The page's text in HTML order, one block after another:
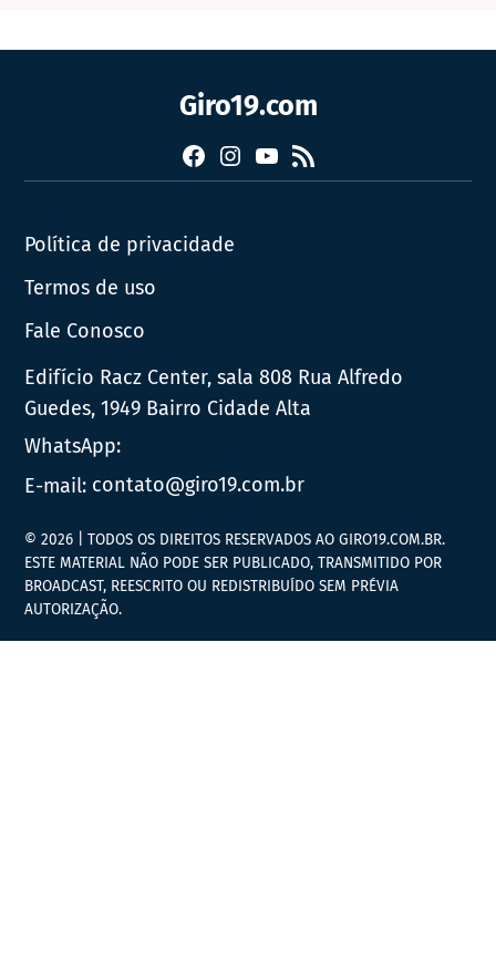
Giro19.com
FacebookInstagram
YouTube
RSS
Política de privacidade
Termos de uso
Fale Conosco
Edifício Racz Center, sala 808 Rua Alfredo
Guedes, 1949 Bairro Cidade Alta
WhatsApp:
E-mail: contato@giro19.com.br
© 2026 | TODOS OS DIREITOS RESERVADOS AO GIRO19.COM.BR.
ESTE MATERIAL NÃO PODE SER PUBLICADO, TRANSMITIDO POR
BROADCAST, REESCRITO OU REDISTRIBUÍDO SEM PRÉVIA
AUTORIZAÇÃO.